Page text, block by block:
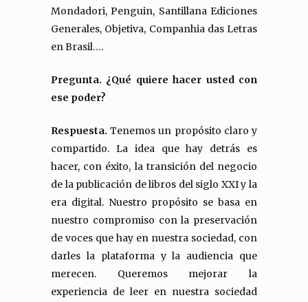
Mondadori, Penguin, Santillana Ediciones
Generales, Objetiva, Companhia das Letras
en Brasil….
Pregunta. ¿Qué quiere hacer usted con
ese poder?
Respuesta. Tenemos un propósito claro y
compartido. La idea que hay detrás es
hacer, con éxito, la transición del negocio
de la publicación de libros del siglo XXI y la
era digital. Nuestro propósito se basa en
nuestro compromiso con la preservación
de voces que hay en nuestra sociedad, con
darles la plataforma y la audiencia que
merecen. Queremos mejorar la
experiencia de leer en nuestra sociedad